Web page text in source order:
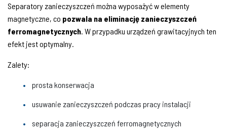
Separatory zanieczyszczeń można wyposażyć w elementy
magnetyczne, co pozwala na eliminację zanieczyszczeń
ferromagnetycznych. W przypadku urządzeń grawitacyjnych ten
efekt jest optymalny.
Zalety:
prosta konserwacja
usuwanie zanieczyszczeń podczas pracy instalacji
separacja zanieczyszczeń ferromagnetycznych